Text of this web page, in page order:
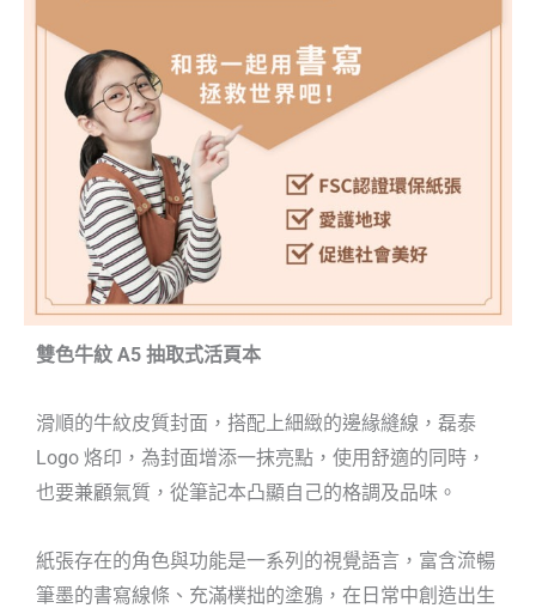
雙色牛紋 A5 抽取式活頁本
滑順的牛紋皮質封面，搭配上細緻的邊緣縫線， 磊泰
Logo 烙印，為封面增添一抹亮點，使用舒適的同時，
也要兼顧氣質，從筆記本凸顯自己的格調及品味。
紙張存在的角色與功能是一系列的視覺語言，富含流暢
筆墨的書寫線條、充滿樸拙的塗鴉，在日常中創造出生